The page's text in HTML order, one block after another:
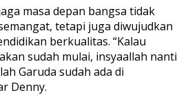
masa depan bangsa tidak
tetapi juga diwujudkan
berkualitas. “Kalau
sudah mulai, insyaallah nanti
Garuda sudah ada di
Denny.